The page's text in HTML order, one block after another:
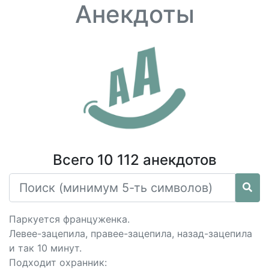
Анекдоты
Всего 10 112 анекдотов
Паркуется француженка.
Левее-зацепила, правее-зацепила, назад-зацепила
и так 10 минут.
Подходит охранник: